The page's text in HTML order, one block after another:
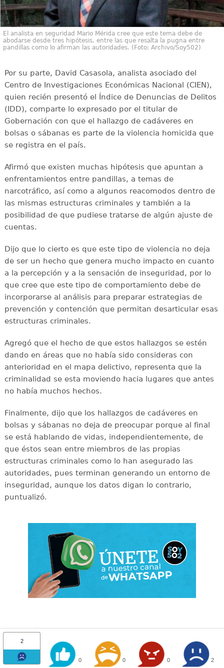
El analista en seguridad Mario Mérida cree que este tema debe de
abodarse desde tres hipótesis, entre las que resalta la pugna entre
pandillas como lo afirman las autoridades. (Foto: Archivo/Soy502)
Por su parte, David Casasola, analista asociado del
Centro de Investigaciones Económicas Nacional (CIEN),
quien recién presentó el Índice de Denuncias de Delitos
(IDD), comparte lo expresado por el titular de
Gobernación con que el hallazgo de cadáveres en
bolsas o sábanas es parte de la violencia homicida que
se registra en el país.
Afirmó que existen muchas hipótesis que apuntan a
enfrentamientos entre pandillas, a temas de
narcotráfico, así como a algunos reacomodos dentro de
las mismas estructuras criminales y también a la
posibilidad de que pudiese tratarse de algún ajuste de
cuentas.
Dijo que lo cierto es que este tipo de violencia no deja
de ser un hecho que genera mucho impacto en cuanto
a la percepción y a la sensación de inseguridad, por lo
que cree que este tipo de comportamiento debe de
incorporarse al análisis para preparar estrategias de
prevención y contención que permitan desarticular esas
estructuras criminales.
Agregó que el hecho de que estos hallazgos se estén
dando en áreas que no había sido consideras con
anterioridad en el mapa delictivo, representa que la
criminalidad se esta moviendo hacia lugares que antes
no había muchos hechos.
Finalmente, dijo que los hallazgos de cadáveres en
bolsas y sábanas no deja de preocupar porque al final
se está hablando de vidas, independientemente, de
que éstos sean entre miembros de las propias
estructuras criminales como lo han asegurado las
autoridades, pues terminan generando un entorno de
inseguridad, aunque los datos digan lo contrario,
puntualizó.
2
0 0 0 2